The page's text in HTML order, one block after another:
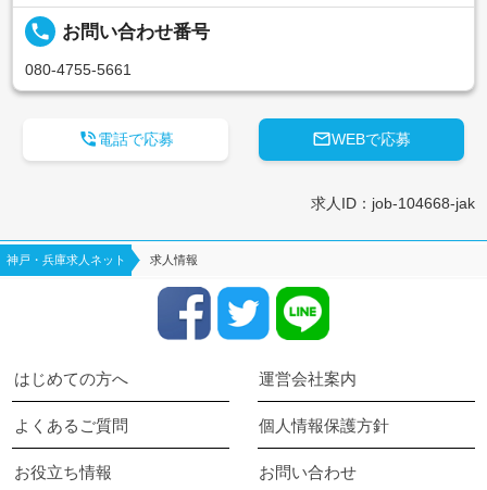
local_phone お問い合わせ番号
080-4755-5661
WEBで応募
電話で応募
求人ID：job-104668-jak
神戸・兵庫求人ネット 求人情報
はじめての方へ 運営会社案内
よくあるご質問 個人情報保護方針
お役立ち情報 お問い合わせ